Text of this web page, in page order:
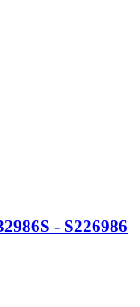
- S226986